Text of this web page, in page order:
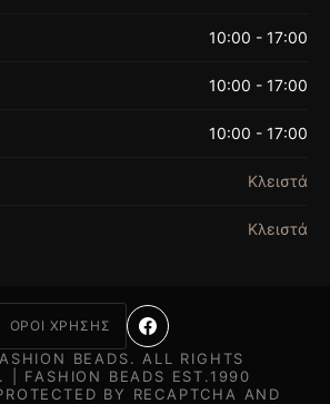
10:00 - 17:00
10:00 - 17:00
10:00 - 17:00
Κλειστά
Κλειστά
BEADS. ALL RIGHTS
| FASHION BEADS EST.1990
BY RECAPTCHA AND
ΟΡΟΙ ΧΡΗΣΗΣ